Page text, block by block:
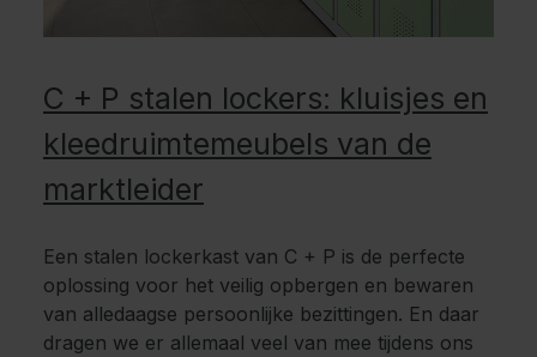
C + P stalen lockers: kluisjes en
kleedruimtemeubels van de
marktleider
Een stalen lockerkast van C + P is de perfecte
oplossing voor het veilig opbergen en bewaren
van alledaagse persoonlijke bezittingen. En daar
dragen we er allemaal veel van mee tijdens ons